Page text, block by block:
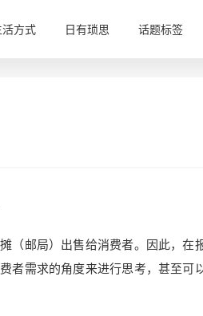
活方式 日有琐思 话题标签
邮局）出售给消费者。因此，在
者需求的角度来进行思考，甚至可